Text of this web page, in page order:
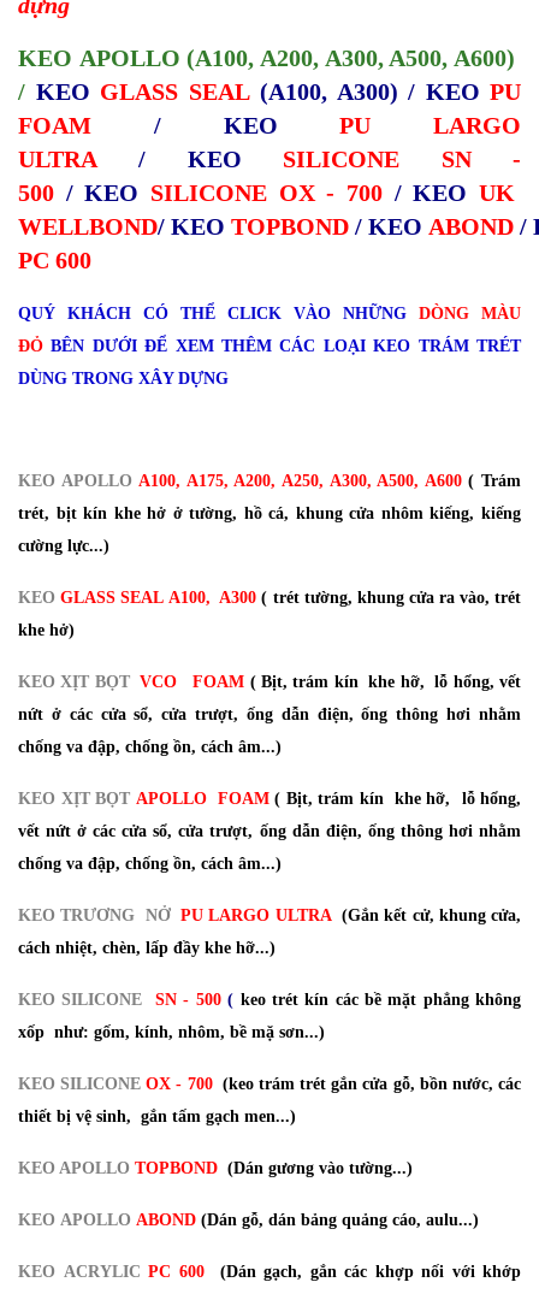
KEO APOLLO (A100, A200, A300, A500, A600)
/ KEO GLASS SEAL(A100, A300) / KEO PU
FOAM / KEOPU LARGO
ULTRA/ KEO SILICONE SN -
500 /KEO SILICONE OX - 700 / KEOUK
WELLBOND/ KEO TOPBOND / KEO ABOND /
PC 600
QUÝ KHÁCH CÓ THỂ CLICK VÀO NHỮNG DÒNG MÀU
ĐỎ BÊN DƯỚI ĐỂ XEM THÊM CÁC LOẠI KEO TRÁM TRÉT
DÙNG TRONG XÂY DỰNG
KEO APOLLO A100, A175, A200, A250, A300, A500, A600( Trám
trét, bịt kín khe hở ở tường, hồ cá, khung cửa nhôm kiếng, kiếng
cường lực...)
KEOGLASS SEAL A100, A300 ( trét tường, khung cửa ra vào, trét
khe hở)
KEO XỊT BỌT VCO FOAM ( Bịt, trám kín khe hỡ, lỗ hổng, vết
nứt ở các cửa sổ, cửa trượt, ống dẫn điện, ống thông hơi nhằm
chống va đập, chống ồn, cách âm...)
KEO XỊT BỌT APOLLOFOAM( Bịt, trám kín khe hỡ, lỗ hổng,
vết nứt ở các cửa sổ, cửa trượt, ống dẫn điện, ống thông hơi nhằm
chống va đập, chống ồn, cách âm...)
KEO TRƯƠNG NỞ PU LARGO ULTRA (Gắn kết cử, khung cửa,
cách nhiệt, chèn, lấp đầy khe hỡ...)
KEO SILICONE SN - 500( keo trét kín các bề mặt phẳng không
xốp như: gốm, kính, nhôm, bề mặ sơn...)
KEO SILICONE OX - 700 (keo trám trét gắn cửa gỗ, bồn nước, các
thiết bị vệ sinh, gắn tấm gạch men...)
KEO APOLLO TOPBOND (Dán gương vào tường...)
KEO APOLLO ABOND (Dán gỗ, dán bảng quảng cáo, aulu...)
KEO ACRYLIC PC 600
(Dán gạch, gắn các khợp nối với khớp